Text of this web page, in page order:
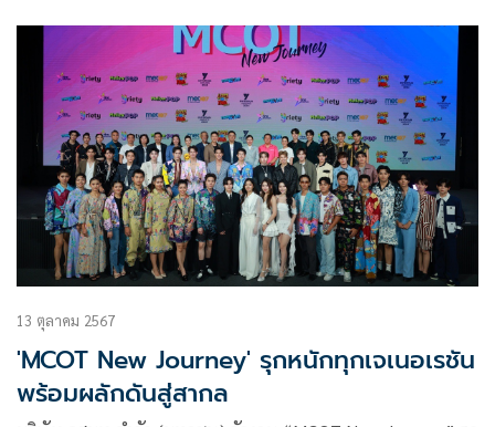
13 ตุลาคม 2567
'MCOT New Journey' รุกหนักทุกเจเนอเรชัน
พร้อมผลักดันสู่สากล